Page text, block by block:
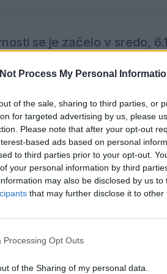
Process My Personal
of the sale, sharing to third parties, or
for targeted advertising by us, please
Please note that after your opt-out
based ads based on personal
to third parties prior to your opt-out.
your personal information by third
may also be disclosed by us
that may further disclose it to other
Processing Opt Outs
of the Sharing of my personal data.
se je začelo v sredo,
telefon, tablica)
delom in predanostjo
za nadaljnje delo in
v svetuparaplavanja.